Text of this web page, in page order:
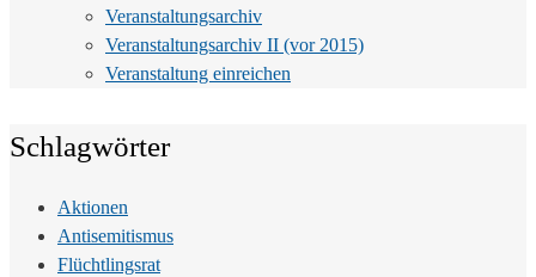
Veranstaltungsarchiv
Veranstaltungsarchiv II (vor 2015)
Veranstaltung einreichen
Schlagwörter
Aktionen
Antisemitismus
Flüchtlingsrat